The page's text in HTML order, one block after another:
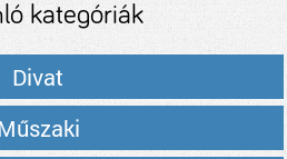
kategóriák
Divat